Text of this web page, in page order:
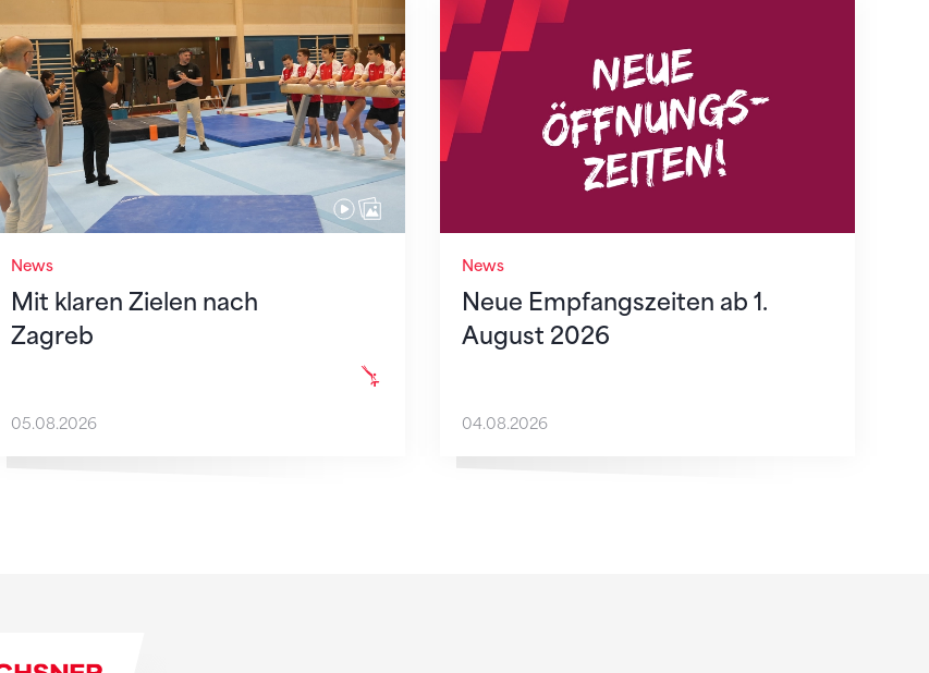
News
Mit klaren Zielen nach
Zagreb
Mit klaren Zielen nach Zagreb
05.08.2026
News
Neue Empfangszeiten ab 1.
August 2026
Neue Empfangszeiten ab 1. August 2026
04.08.2026